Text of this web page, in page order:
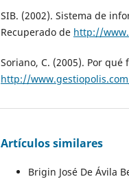
SIB. (2002). Sistema de
Recuperado de http://
Soriano, C. (2005). Por
http://
Artículos similares
Brigin José De Ávila